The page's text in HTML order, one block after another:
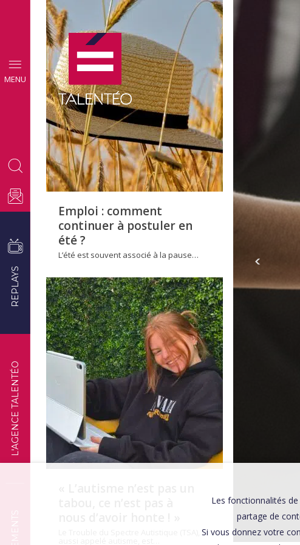
MENU
L'AGENCE TALENTÉO
REPLAYS
CONSEILS
EMPLOI
Emploi : comment
continuer à postuler en
été ?
L’été est souvent associé à la pause…
TÉMOIGNAGES
Les fonctionnalités
partage de
Si vous donnez votre